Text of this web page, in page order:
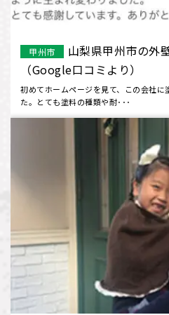
甲州市
山梨県甲州市の外
（Google口コミより）
初めてホームページを見て、この会社
た。とても塗料の種類や耐･･･